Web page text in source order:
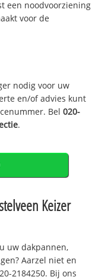
een noodvoorziening
voor de
nodig voor uw
en/of advies kunt
Bel020-
.
Keizer
uw dakpannen,
Aarzel niet en
2184250. Bij ons